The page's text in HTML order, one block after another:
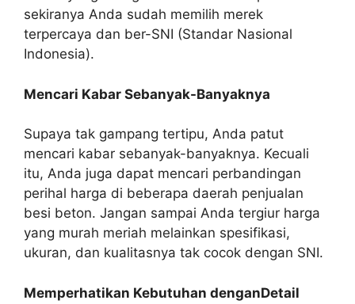
sekiranya Anda sudah memilih merek
terpercaya dan ber-SNI (Standar Nasional
Indonesia).
Mencari Kabar Sebanyak-Banyaknya
Supaya tak gampang tertipu, Anda patut
mencari kabar sebanyak-banyaknya. Kecuali
itu, Anda juga dapat mencari perbandingan
perihal harga di beberapa daerah penjualan
besi beton. Jangan sampai Anda tergiur harga
yang murah meriah melainkan spesifikasi,
ukuran, dan kualitasnya tak cocok dengan SNI.
Memperhatikan Kebutuhan denganDetail